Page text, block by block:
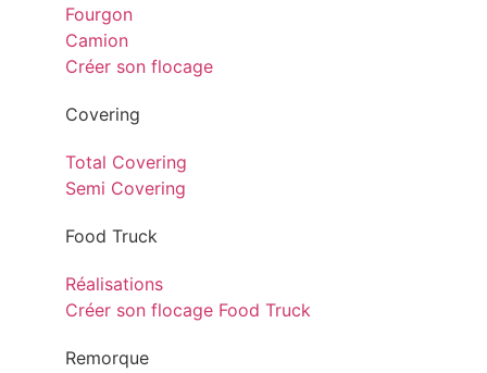
Fourgon
Camion
Créer son flocage
Covering
Total Covering
Semi Covering
Food Truck
Réalisations
Créer son flocage Food Truck
Remorque